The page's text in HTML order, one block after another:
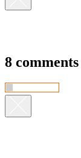
8 comments